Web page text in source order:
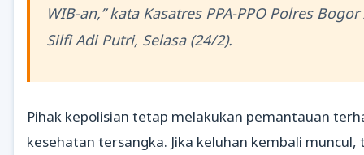
WIB-an,” kata Kasatres PPA-PPO Polres Bogor
Silfi Adi Putri, Selasa (24/2).
Pihak kepolisian tetap melakukan pemantauan
kesehatan tersangka. Jika keluhan kembali muncul,